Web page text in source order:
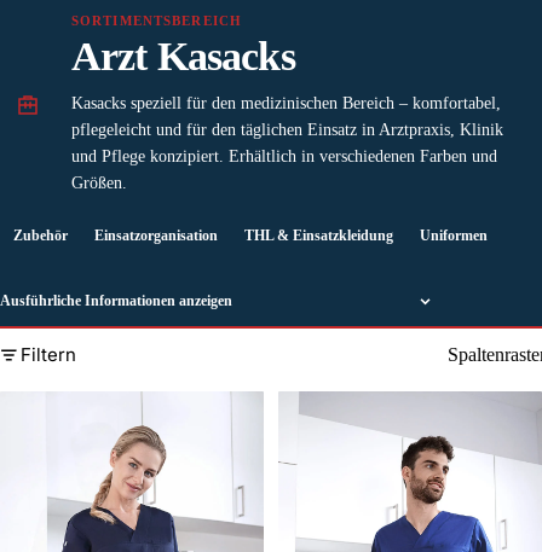
SORTIMENTSBEREICH
Arzt Kasacks
Kasacks speziell für den medizinischen Bereich – komfortabel,
pflegeleicht und für den täglichen Einsatz in Arztpraxis, Klinik
und Pflege konzipiert. Erhältlich in verschiedenen Farben und
Größen.
Zubehör Einsatzorganisation THL & Einsatzkleidung Uniformen
Ausführliche Informationen anzeigen
Filtern